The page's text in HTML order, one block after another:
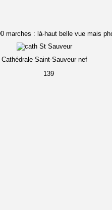
marches : là-haut belle vue mais
Cathédrale Saint-Sauveur nef